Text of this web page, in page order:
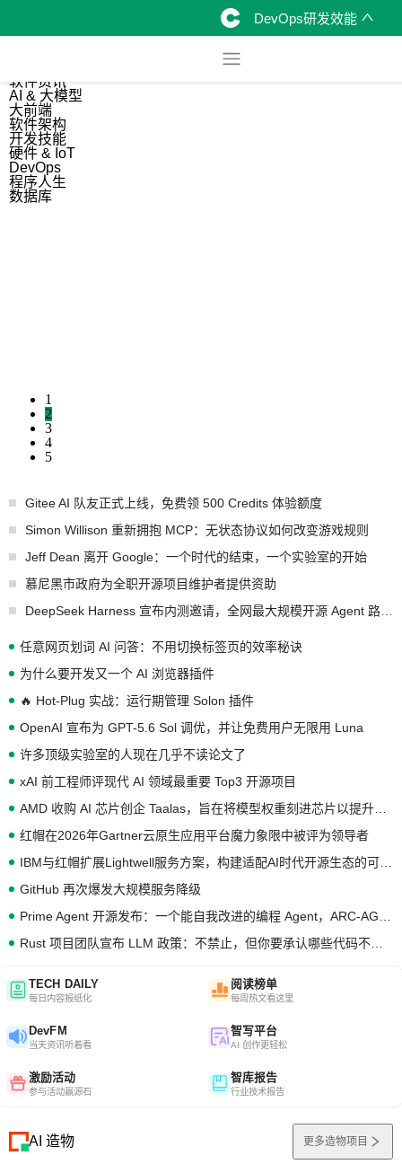
DevOps研发效能
软件资讯
AI & 大模型
大前端
软件架构
开发技能
硬件 & IoT
DevOps
程序人生
数据库
1
2
3
4
5
Gitee AI 队友正式上线，免费领 500 Credits 体验额度
Simon Willison 重新拥抱 MCP：无状态协议如何改变游戏规则
Jeff Dean 离开 Google：一个时代的结束，一个实验室的开始
慕尼黑市政府为全职开源项目维护者提供资助
任意网页划词 AI 问答：不用切换标签页的效率秘诀
为什么要开发又一个 AI 浏览器插件
🔥 Hot-Plug 实战：运行期管理 Solon 插件
OpenAI 宣布为 GPT-5.6 Sol 调优，并让免费用户无限用 Luna
许多顶级实验室的人现在几乎不读论文了
xAI 前工程师评现代 AI 领域最重要 Top3 开源项目
红帽在2026年Gartner云原生应用平台魔力象限中被评为领导者
GitHub 再次爆发大规模服务降级
TECH DAILY
每日内容报纸化
阅读榜单
每周热文看这里
DevFM
当天资讯听着看
智写平台
AI 创作更轻松
激励活动
参与活动赢源石
智库报告
行业技术报告
AI 造物 更多造物项目